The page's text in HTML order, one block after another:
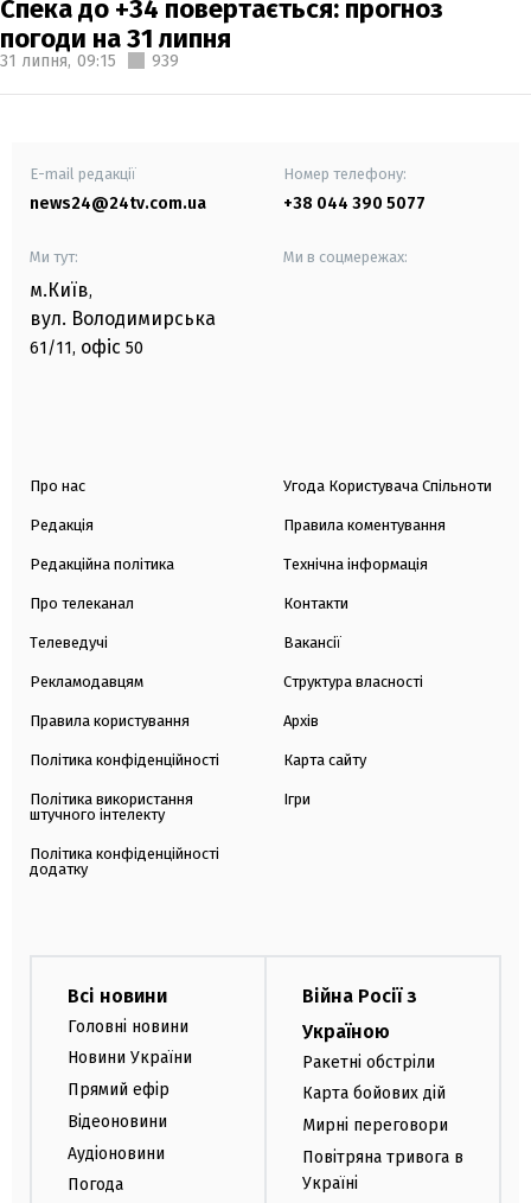
Спека до +34 повертається: прогноз
погоди на 31 липня
31 липня, 09:15 939
E-mail редакції
news24@24tv.com.ua
Номер телефону:
+38 044 390 5077
Ми тут:
м.Київ,
вул. Володимирська
61/11, офіс 50
Ми в соцмережах:
Про нас
Редакція
Редакційна політика
Про телеканал
Телеведучі
Рекламодавцям
Правила користування
Політика конфіденційності
Політика використання
штучного інтелекту
Політика конфіденційності
додатку
Угода Користувача Спільноти
Правила коментування
Технічна інформація
Контакти
Вакансії
Структура власності
Архів
Карта сайту
Ігри
Всі новини
Головні новини
Новини України
Прямий ефір
Відеоновини
Аудіоновини
Погода
Війна Росії з
Україною
Ракетні обстріли
Карта бойових дій
Мирні переговори
Повітряна тривога в
Україні